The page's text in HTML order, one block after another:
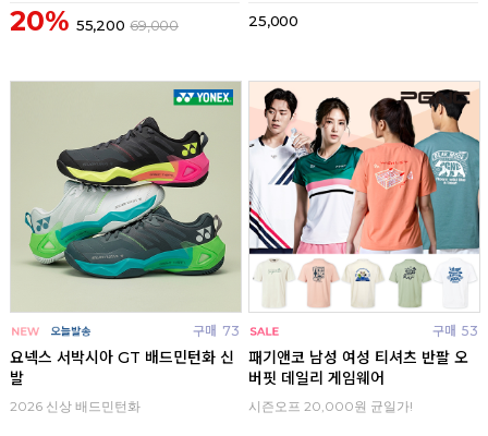
20% 55,200 69,000 25,000
구매 73
요넥스 서박시아 GT 배드민턴화 신
발
2026 신상 배드민턴화
구매 53
패기앤코 남성 여성 티셔츠 반팔 오
버핏 데일리 게임웨어
시즌오프 20,000원 균일가!